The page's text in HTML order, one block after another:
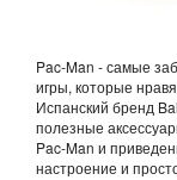
Pac-Man - самые
игры, которые
Испанский бренд
полезные
Pac-Man и
настроение и